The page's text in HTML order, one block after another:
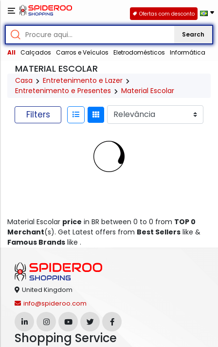
Search
All Calçados Carros e Veículos Eletrodomésticos Informática
Ofertas com desconto
MATERIAL ESCOLAR
Casa
Entretenimento e Lazer
Entretenimento e Presentes
Material Escolar
Filters
Material Escolar price in BR between 0 to 0 from TOP 0
Merchant(s). Get Latest offers from Best Sellers like &
Famous Brands like .
United Kingdom
info@spideroo.com
Shopping Service